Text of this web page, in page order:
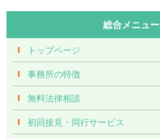
総合メニュー
トップページ
事務所の特徴
無料法律相談
初回接見・同行サービス